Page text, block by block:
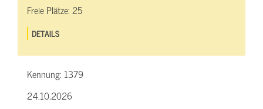
Freie Plätze:25
DETAILS
Kennung: 1379
24.10.2026